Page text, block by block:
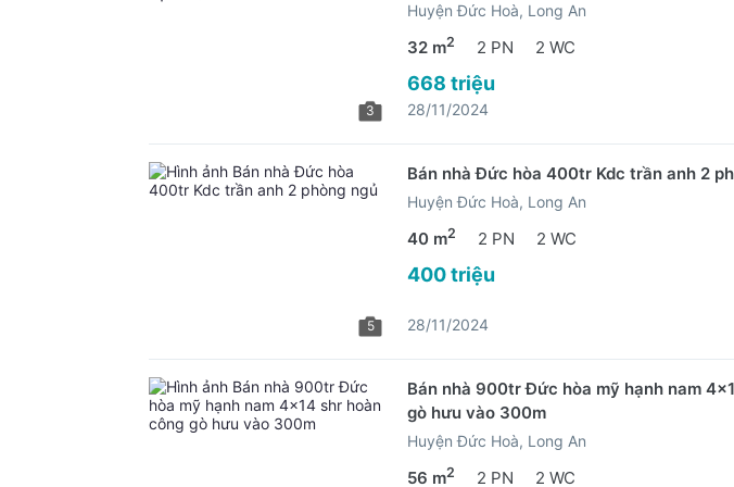
3
Huyện Đức Hoà, Long An
32 m2 2 PN 2 WC
668 triệu
28/11/2024
5
Bán nhà Đức hòa 400tr Kdc trần anh 2
Huyện Đức Hoà, Long An
40 m2 2 PN 2 WC
400 triệu
28/11/2024
Bán nhà 900tr Đức hòa mỹ hạnh nam
gò hưu vào 300m
Huyện Đức Hoà, Long An
56 m2 2 PN 2 WC